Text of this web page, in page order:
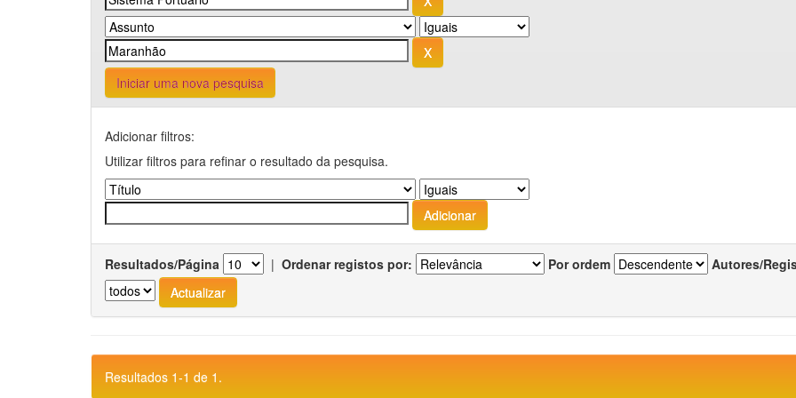
Iniciar uma nova pesquisa
Adicionar filtros:
Utilizar filtros para refinar o resultado da pesquisa.
Resultados/Página | Ordenar registos por: Por ordem Autores/
Resultados 1-1 de 1.